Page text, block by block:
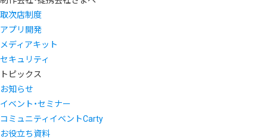
取次店制度
アプリ開発
メディアキット
セキュリティ
トピックス
お知らせ
イベント・セミナー
コミュニティイベントCarty
お役立ち資料